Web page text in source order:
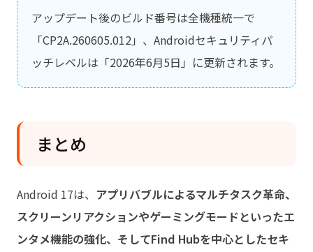
アップデート後のビルド番号は全機種統一で
「CP2A.260605.012」、Androidセキュリティパ
ッチレベルは「2026年6月5日」に更新されます。
まとめ
Android 17は、 アプリバブルによるマルチタスク革命、
スクリーンリアクションやゲーミングモードといったエ
ンタメ機能の強化、そしてFind Hubを中心としたセキ